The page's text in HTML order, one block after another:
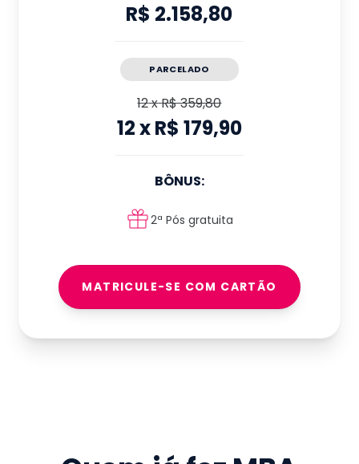
R$ 2.158,80
PARCELADO
12xR$ 359,80
12xR$ 179,90
BÔNUS:
2ª Pós gratuita
MATRICULE-SE COM CARTÃO